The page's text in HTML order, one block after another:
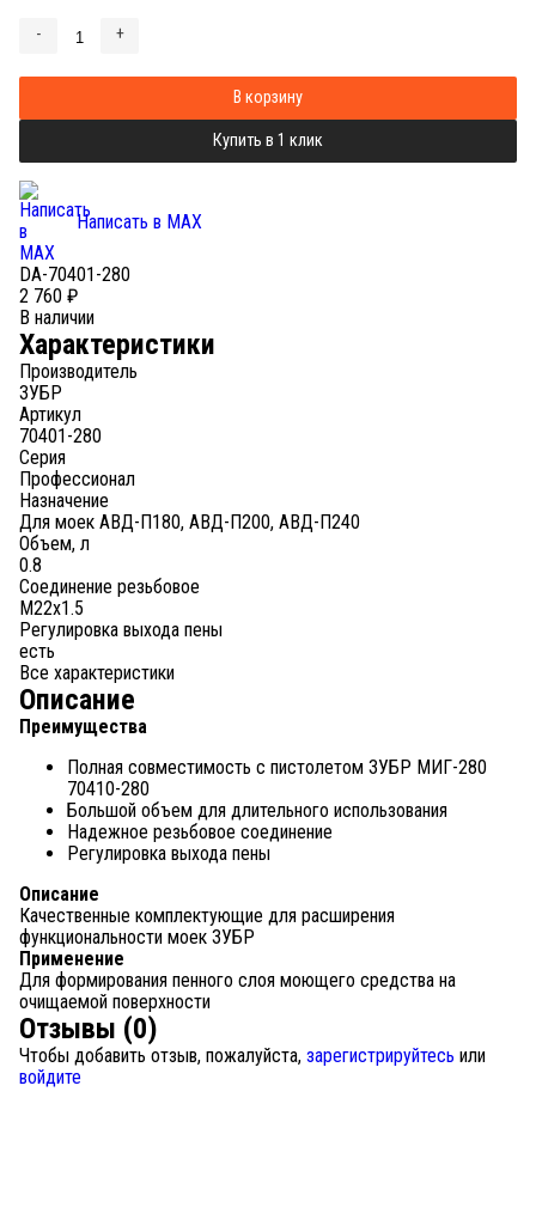
- +
В корзину
Купить в 1 клик
Написать в MAX
DA-70401-280
2 760 ₽
В наличии
Характеристики
Производитель
ЗУБР
Артикул
70401-280
Серия
Профессионал
Назначение
Для моек АВД-П180, АВД-П200, АВД-П240
Объем, л
0.8
Соединение резьбовое
М22х1.5
Регулировка выхода пены
есть
Все характеристики
Описание
Преимущества
Полная совместимость с пистолетом ЗУБР МИГ-280
70410-280
Большой объем для длительного использования
Надежное резьбовое соединение
Регулировка выхода пены
Описание
Качественные комплектующие для расширения
функциональности моек ЗУБР
Применение
Для формирования пенного слоя моющего средства на
очищаемой поверхности
Отзывы (0)
Чтобы добавить отзыв, пожалуйста, зарегистрируйтесь или
войдите